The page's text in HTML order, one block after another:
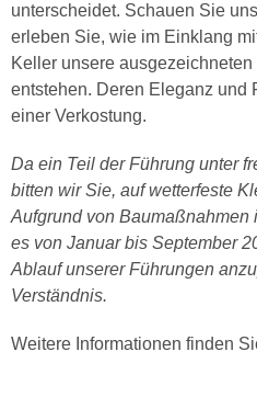
unterscheidet. Schauen Sie
erleben Sie, wie im Einklang
Keller unsere ausgezeichneten
entstehen. Deren Eleganz und
einer Verkostung.
Da ein Teil der Führung unter
bitten wir Sie, auf wetterfeste
Aufgrund von Baumaßnahmen
es von Januar bis September
Ablauf unserer Führungen
Verständnis.
Weitere Informationen finden